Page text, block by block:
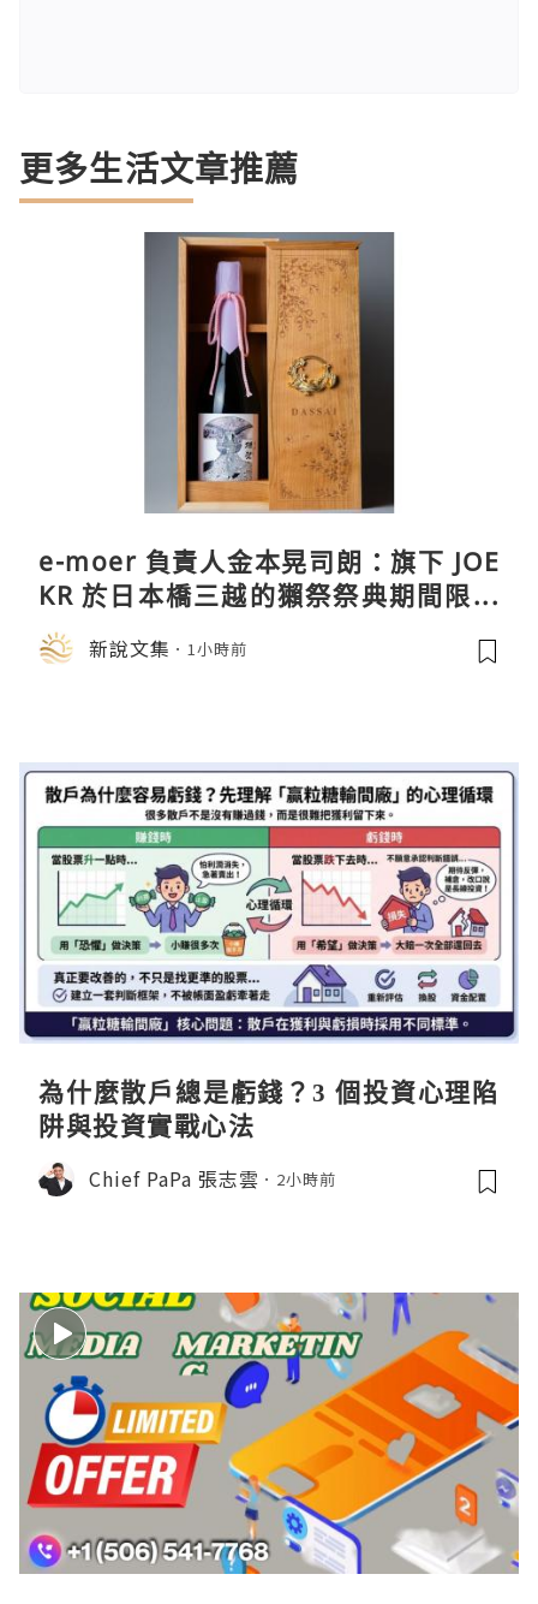
更多生活文章推薦
e-moer 負責人金本晃司朗：旗下 JOE
KR 於日本橋三越的獺祭祭典期間限定
店中，與日伸貴金属的東京銀器工匠一
同參展新說文集 1小時前
為什麼散戶總是虧錢？3 個投資心理陷
阱與投資實戰心法
Chief PaPa 張志雲 2小時前